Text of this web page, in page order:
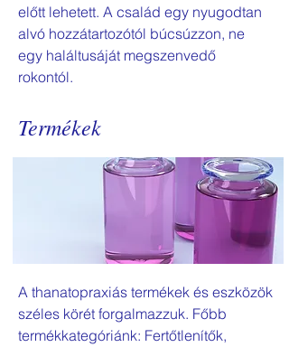
előtt lehetett. A család egy nyugodtan
alvó hozzátartozótól búcsúzzon, ne
egy haláltusáját megszenvedő
rokontól.
Termékek
A thanatopraxiás termékek és eszközök
széles körét forgalmazzuk. Főbb
termékkategóriánk: Fertőtlenítők,